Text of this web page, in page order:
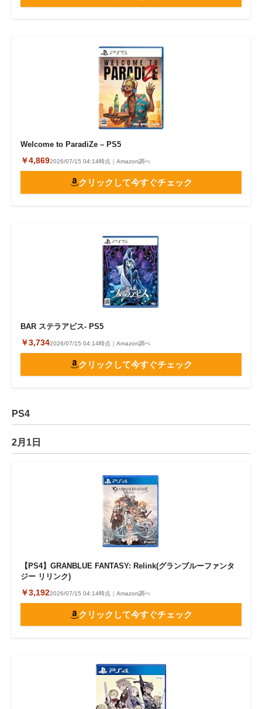
Welcome to ParadiZe – PS5
￥4,8692026/07/15 04:14時点｜Amazon調べ
クリックして今すぐチェック
BAR ステラアビス- PS5
￥3,7342026/07/15 04:14時点｜Amazon調べ
クリックして今すぐチェック
PS4
2月1日
【PS4】GRANBLUE FANTASY: Relink(グランブルーファンタ
ジー リリンク)
￥3,1922026/07/15 04:14時点｜Amazon調べ
クリックして今すぐチェック